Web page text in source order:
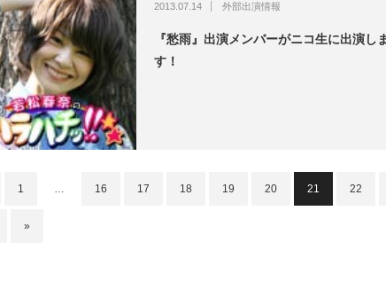
2013.07.14 外部出演情報
『愁雨』出演メンバーがニコ生に出演しま
す！
1 … 16 17 18 19 20 21 22
»